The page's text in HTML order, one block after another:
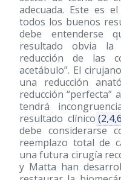
adecuada. Este es
todos los buenos
debe entenderse
resultado obvia la
reducción de las
acetábulo”. El
una reducción
reducción “perfecta”
tendrá
resultado clínico
debe considerarse
reemplazo total de
una futura cirugía
y Matta han